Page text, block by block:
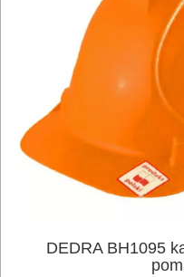
SIECIOWE
DEDRA BH1095